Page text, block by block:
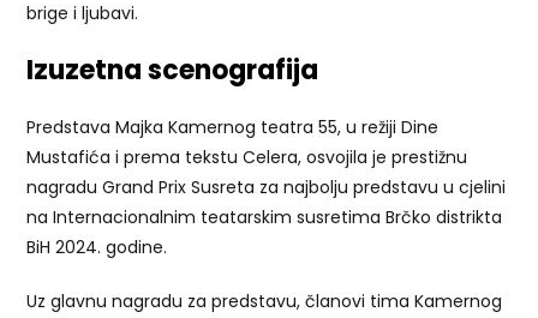
brige i ljubavi.
Izuzetna scenografija
Predstava Majka Kamernog teatra 55, u režiji Dine
Mustafića i prema tekstu Celera, osvojila je prestižnu
nagradu Grand Prix Susreta za najbolju predstavu u cjelini
na Internacionalnim teatarskim susretima Brčko distrikta
BiH 2024. godine.
Uz glavnu nagradu za predstavu, članovi tima Kamernog